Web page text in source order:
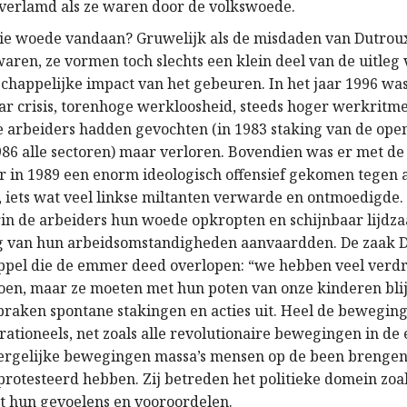
als ze waren door de volkswoede.
woede vandaan? Gruwelijk als de misdaden van
ze vormen toch slechts een klein deel van de uitleg
impact van het gebeuren. In het jaar 1996
crisis, torenhoge werkloosheid, steeds hoger
hadden gevochten (in 1983 staking van de
alle sectoren) maar verloren. Bovendien was er met
in 1989 een enorm ideologisch offensief gekomen tegen
iets wat veel linkse miltanten verwarde en ontmoedigde.
de arbeiders hun woede opkropten en schijnbaar
hun arbeidsomstandigheden aanvaardden. De zaak
die de emmer deed overlopen: “we hebben veel
maar ze moeten met hun poten van onze kinderen
spontane stakingen en acties uit. Heel de
net zoals alle revolutionaire bewegingen in de
bewegingen massa’s mensen op de been
hebben. Zij betreden het politieke domein
hun gevoelens en vooroordelen.